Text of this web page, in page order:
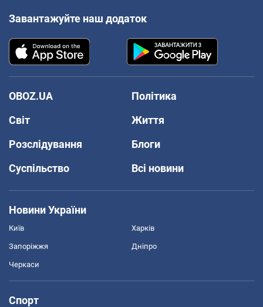
Завантажуйте наш додаток
OBOZ.UA
Політика
Світ
Життя
Розслідування
Блоги
Суспільство
Всі новини
Новини України
Київ Харків
Запоріжжя Дніпро
Черкаси
Спорт